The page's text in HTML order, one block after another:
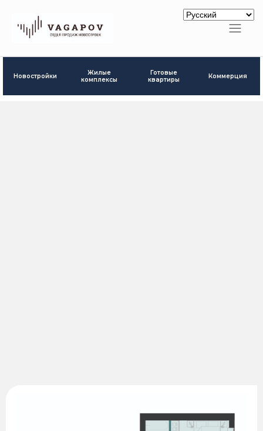
Новостройки
Жилые
комплексы
Готовые
квартиры
Коммерция